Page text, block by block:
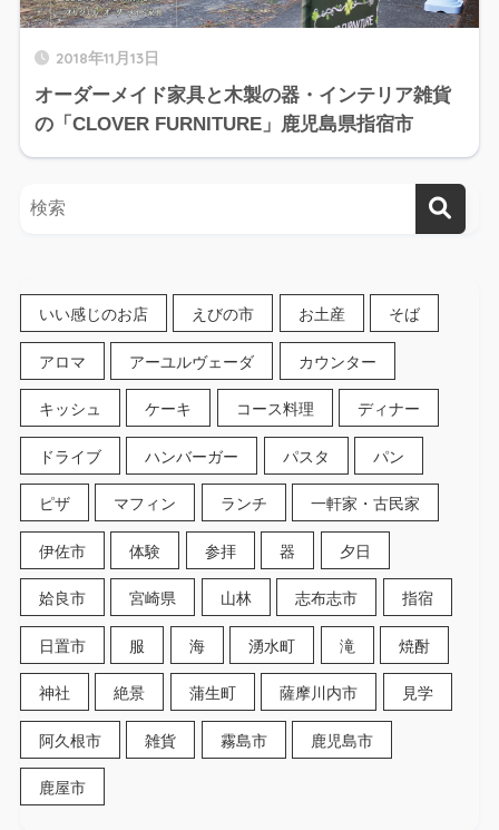
2018年11月13日
オーダーメイド家具と木製の器・インテリア雑貨
の「CLOVER FURNITURE」鹿児島県指宿市
いい感じのお店 えびの市 お土産 そば
アロマ アーユルヴェーダ カウンター
キッシュ ケーキ コース料理 ディナー
ドライブ ハンバーガー パスタ パン
ピザ マフィン ランチ 一軒家・古民家
伊佐市 体験 参拝 器 夕日
姶良市 宮崎県 山林 志布志市 指宿
日置市 服 海 湧水町 滝 焼酎
神社 絶景 蒲生町 薩摩川内市 見学
阿久根市 雑貨 霧島市 鹿児島市
鹿屋市